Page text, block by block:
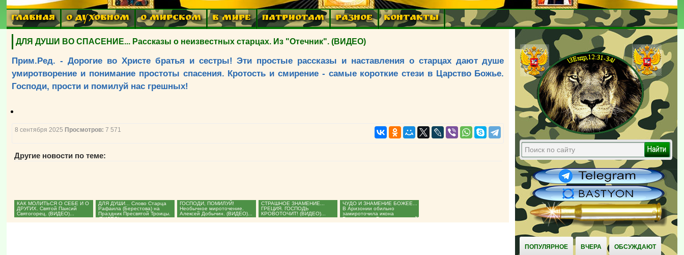
ГЛАВНАЯ О ДУХОВНОМ О МИРСКОМ В МИРЕ ПАТРИОТАМ РАЗНОЕ КОНТАКТЫ
ПОПУЛЯРНОЕ ВЧЕРА ОБСУЖДАЮТ
ДЛЯ ДУШИ ВО СПАСЕНИЕ... Рассказы о неизвестных старцах. Из "Отечник". (ВИДЕО)
Прим.Ред. - Дорогие во Христе братья и сестры! Эти простые рассказы и наставления о старцах дают душе
умиротворение и понимание простоты спасения. Кротость и смирение - самые короткие стези в Царство Божье.
Господи, прости и помилуй нас грешных!
8 сентября 2025 Просмотров: 7 571
Другие новости по теме:
КАК МОЛИТЬСЯ О СЕБЕ И О
ДРУГИХ. Святой Паисий
Святогорец. (ВИДЕО)...
ДЛЯ ДУШИ... Слово Старца
Рафаила (Берестова) на
Праздник Пресвятой Троицы.
(ВИДЕО)...
ГОСПОДИ, ПОМИЛУЙ!
Необычное мироточение.
Алексей Добычин. (ВИДЕО)...
СТРАШНОЕ ЗНАМЕНИЕ...
ГРЕЦИЯ. ГОСПОДЬ
КРОВОТОЧИТ! (ВИДЕО)...
ЧУДО И ЗНАМЕНИЕ БОЖЕЕ...
В Аризонии обильно
замироточила икона
Богородицы. Господи помилуй!
(ВИДЕО)...